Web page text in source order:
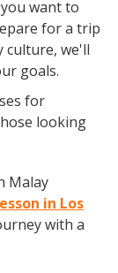
want to
for a trip
culture, we'll
goals.
for
looking
Malay
in Los
with a